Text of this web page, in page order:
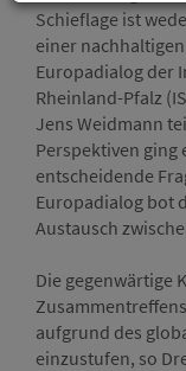
Schieflage ist
einer
Europadialog der
Rheinland-Pfalz
Jens Weidmann
Perspektiven ging
entscheidende
Europadialog bot
Austausch
Die gegenwärtige
aufgrund des
einzustufen, so